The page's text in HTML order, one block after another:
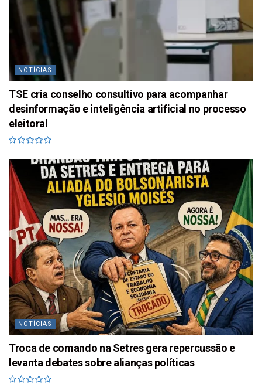
NOTÍCIAS
TSE cria conselho consultivo para acompanhar
desinformação e inteligência artificial no processo
eleitoral
NOTÍCIAS
Troca de comando na Setres gera repercussão e
levanta debates sobre alianças políticas